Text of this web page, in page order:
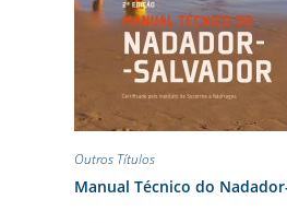
Outros Títulos
Manual Técnico do